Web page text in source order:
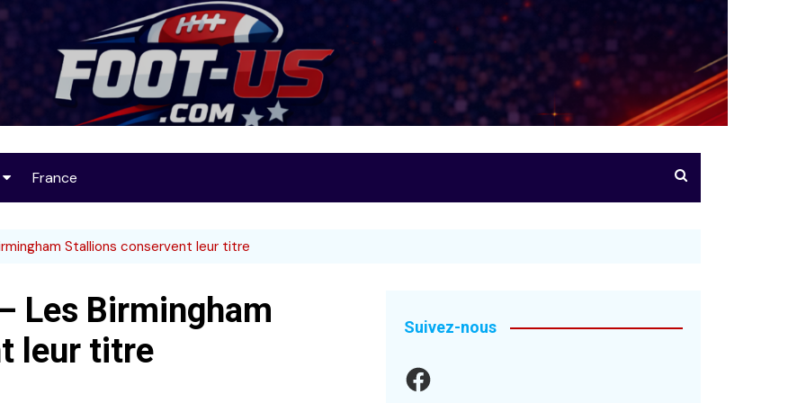
Foot-US
France
Stallions conservent leur titre
Les Birmingham
leur titre
Suivez-nous
Facebook